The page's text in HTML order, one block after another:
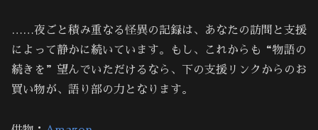
……夜ごと積み重なる怪異の記録は、あなたの訪問と支援
によって静かに続いています。もし、これからも“物語の
続きを”望んでいただけるなら、下の支援リンクからのお
買い物が、語り部の力となります。